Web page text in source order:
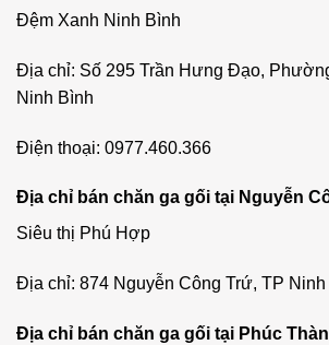
Đệm Xanh Ninh Bình
Địa chỉ: Số 295 Trần Hưng Đạo,
Ninh Bình
Điện thoại: 0977.460.366
Địa chỉ bán chăn ga gối tại Nguyễn
Siêu thị Phú Hợp
Địa chỉ: 874 Nguyễn Công Trứ, TP Ninh
Địa chỉ bán chăn ga gối tại Phúc